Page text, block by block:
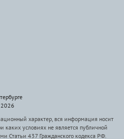
характер, вся информация носит
каких условиях не является публичной
Статьи 437 Гражданского кодекса РФ.